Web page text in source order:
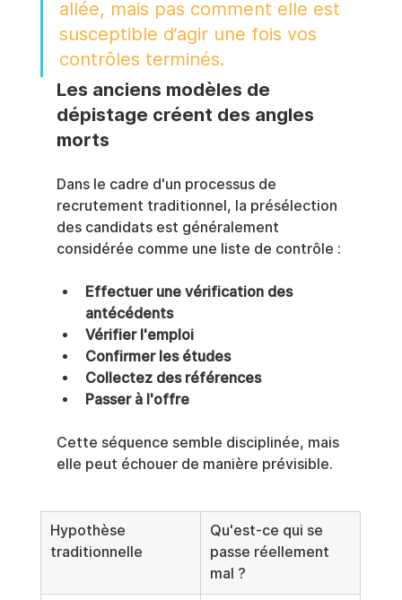
allée, mais pas comment elle est
susceptible d’agir une fois vos
contrôles terminés.
Les anciens modèles de
dépistage créent des angles
morts
Dans le cadre d'un processus de
recrutement traditionnel, la présélection
des candidats est généralement
considérée comme une liste de contrôle :
Effectuer une vérification des
antécédents
Vérifier l'emploi
Confirmer les études
Collectez des références
Passer à l'offre
Cette séquence semble disciplinée, mais
elle peut échouer de manière prévisible.
Hypothèse
traditionnelle
Qu'est-ce qui se
passe réellement
mal ?